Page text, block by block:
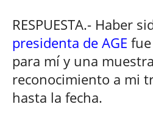
RESPUESTA.- Haber
presidenta de AGE
para mí y una
reconocimiento a mi
hasta la fecha.